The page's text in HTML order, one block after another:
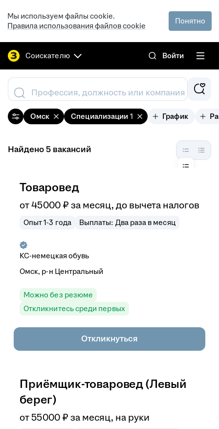
Мы используем файлы cookie.
Правила использования файлов cookie
Понятно
Соискателю Войти
Профессия, должность или компания
Омск Специализации 1 График
Найдено 5 вакансий
Товаровед
от45 000 ₽ за месяц,до вычета налогов
Опыт 1-3 года Выплаты: Два раза в месяц
КС-немецкая обувь
Омск, р-н Центральный
Можно без резюме
Откликнитесь среди первых
Откликнуться
Приёмщик-товаровед (Левый
берег)
от55 000 ₽ за месяц, на руки